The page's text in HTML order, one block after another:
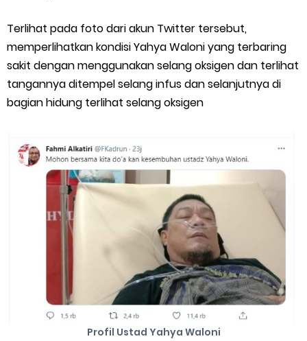
Cara Transfer Gopay ke Shopeepay Tanpa Potongan
Cara Ping Server Shopee Food 2022
Cara Menghubungi CS Lalamove dan Jam Operasionalnya
Cara Mengatasi Aplikasi Gojek Mengalami Gangguan
DNS Server Gojek Driver Terbaru 2026: Panduan Lengkap DNS
Server Gojek Terbaru dan IP Server GoPartner Gojek
Saturday, 8 August
Terlihat pada foto dari akun Twitter tersebut,
memperlihatkan kondisi Yahya Waloni yang terbaring
sakit dengan menggunakan selang oksigen dan terlihat
tangannya ditempel selang infus dan selanjutnya di
bagian hidung terlihat selang oksigen
Profil Ustad Yahya Waloni